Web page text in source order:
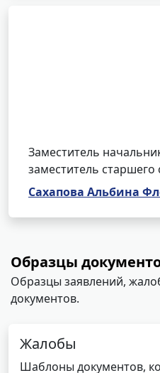
Заместитель
заместитель старшего
Сахапова Альбина
Образцы
Образцы заявлений,
документов.
Жалобы
Шаблоны документов,